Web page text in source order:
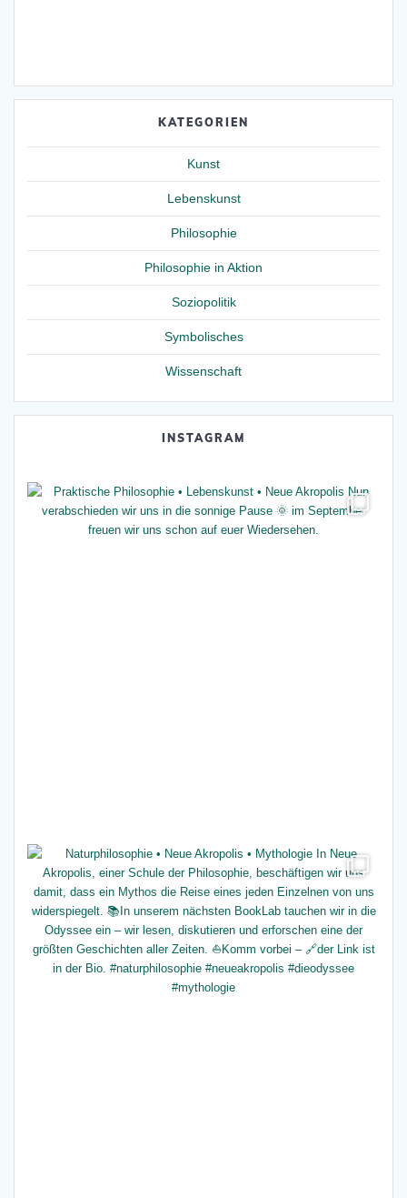
KATEGORIEN
Kunst
Lebenskunst
Philosophie
Philosophie in Aktion
Soziopolitik
Symbolisches
Wissenschaft
INSTAGRAM